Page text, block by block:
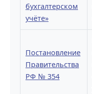
бухгалтерском
учёте»
Постановление
Правительства
РФ № 354